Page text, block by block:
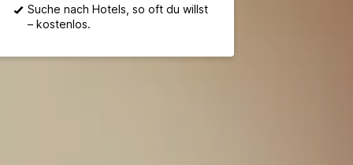
Suche nach Hotels, so oft du willst
– kostenlos.